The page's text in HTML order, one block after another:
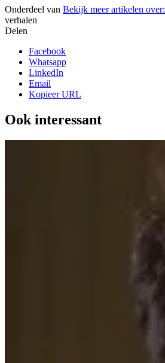
Onderdeel van Bekijk meer artikelen over:
verhalen
Delen
Facebook
Whatsapp
LinkedIn
Email
Kopieer URL
Ook interessant